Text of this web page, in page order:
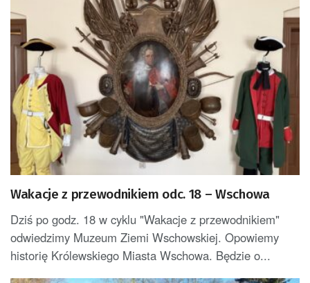
Wakacje z przewodnikiem odc. 18 – Wschowa
Dziś po godz. 18 w cyklu "Wakacje z przewodnikiem"
odwiedzimy Muzeum Ziemi Wschowskiej. Opowiemy
historię Królewskiego Miasta Wschowa. Będzie o...